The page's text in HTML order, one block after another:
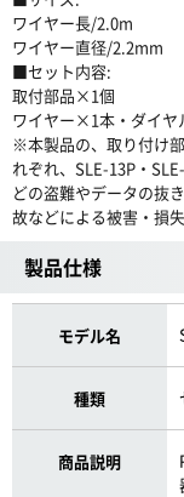
ワイヤー長/2.0m
ワイヤー直径/2.2mm
■セット内容:
取付部品×1個
ワイヤー×1本・ダイ
※本製品の、取り付け
れぞれ、SLE-13P・
どの盗難やデータの抜
故などによる被害・損
製品仕様
モデル名
種類
商品説明